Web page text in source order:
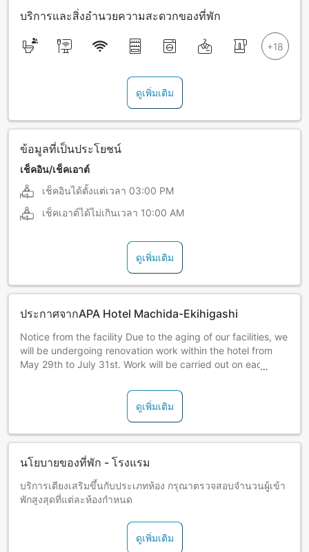
บริการและสิ่งอำนวยความสะดวกของที่พัก
ดูเพิ่มเติม
ข้อมูลที่เป็นประโยชน์
เช็คอิน/เช็คเอาต์
เช็คอินได้ตั้งแต่เวลา 03:00 PM
เช็คเอาต์ได้ไม่เกินเวลา 10:00 AM
ดูเพิ่มเติม
ประกาศจากAPA Hotel Machida-Ekihigashi
Notice from the facility Due to the aging of our facilities, we
will be undergoing renovation work within the hotel from
May 29th to July 31st. Work will be carried out on each
We apologize for any inconvenience caused by noise
during the day, but we will take great care. We appreciate
your understanding and patience.
ดูเพิ่มเติม
นโยบายของที่พัก - โรงแรม
บริการเตียงเสริมขึ้นกับประเภทห้อง กรุณาตรวจสอบจำนวนผู้เข้า
พักสูงสุดที่แต่ละห้องกำหนด
ดูเพิ่มเติม